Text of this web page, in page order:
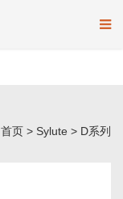
首页 > Sylute > D系列